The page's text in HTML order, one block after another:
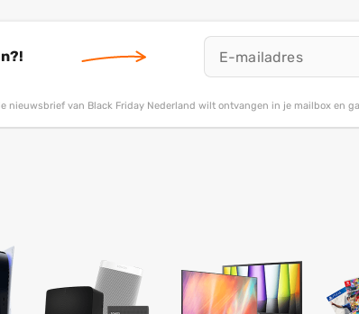
nieuwsbrief van Black Friday Nederland wilt ontvangen in je mailbox en